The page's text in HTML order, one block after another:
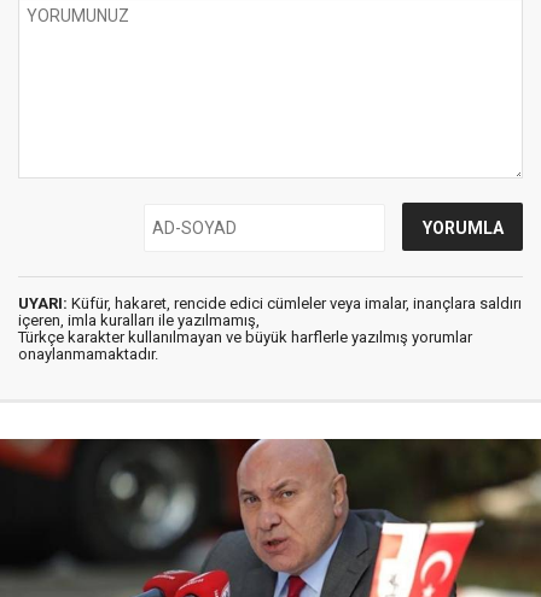
UYARI: Küfür, hakaret, rencide edici cümleler veya imalar, inançlara saldırı
içeren, imla kuralları ile yazılmamış,
Türkçe karakter kullanılmayan ve büyük harflerle yazılmış yorumlar
onaylanmamaktadır.